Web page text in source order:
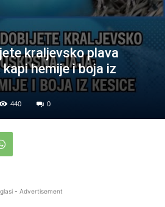
kraljevsko plava
hemije i boja iz
440 0
- Advertisement